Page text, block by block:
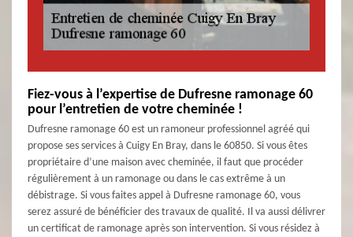
Fiez-vous à l’expertise de Dufresne ramonage 60
pour l’entretien de votre cheminée !
Dufresne ramonage 60 est un ramoneur professionnel agréé qui
propose ses services à Cuigy En Bray, dans le 60850. Si vous êtes
propriétaire d’une maison avec cheminée, il faut que procéder
régulièrement à un ramonage ou dans le cas extrême à un
débistrage. Si vous faites appel à Dufresne ramonage 60, vous
serez assuré de bénéficier des travaux de qualité. Il va aussi délivrer
un certificat de ramonage après son intervention. Si vous résidez à